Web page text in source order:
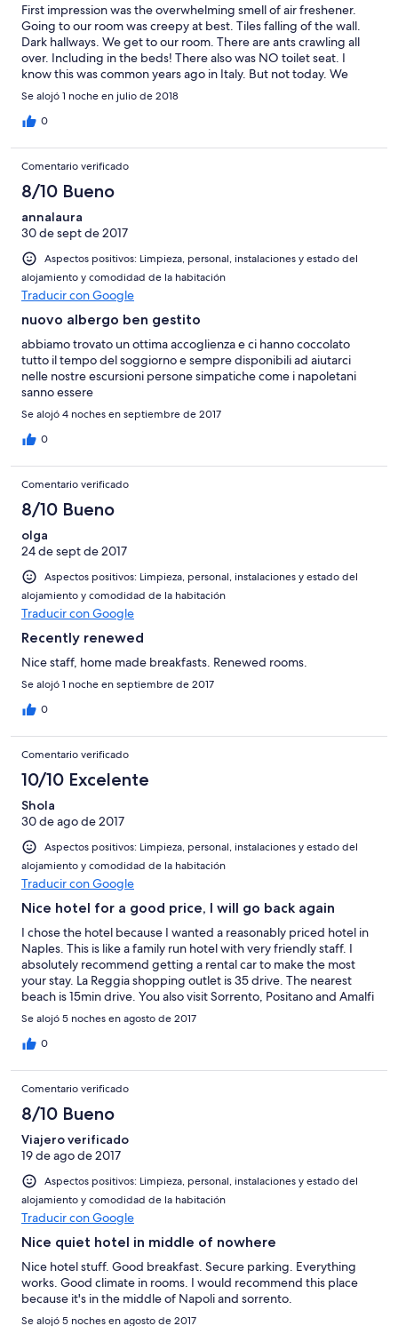
First impression was the overwhelming smell of air freshener.
Going to our room was creepy at best. Tiles falling of the wall.
Dark hallways. We get to our room. There are ants crawling all
over. Including in the beds! There also was NO toilet seat. I
know this was common years ago in Italy. But not today. We
checked out immediately
Se alojó 1 noche en julio de 2018
0
Comentario verificado
8/10 Bueno
annalaura
30 de sept de 2017
Aspectos positivos: Limpieza, personal, instalaciones y estado del
alojamiento y comodidad de la habitación
Traducir con Google
nuovo albergo ben gestito
abbiamo trovato un ottima accoglienza e ci hanno coccolato
tutto il tempo del soggiorno e sempre disponibili ad aiutarci
nelle nostre escursioni persone simpatiche come i napoletani
sanno essere
Se alojó 4 noches en septiembre de 2017
0
Comentario verificado
8/10 Bueno
olga
24 de sept de 2017
Aspectos positivos: Limpieza, personal, instalaciones y estado del
alojamiento y comodidad de la habitación
Traducir con Google
Recently renewed
Nice staff, home made breakfasts. Renewed rooms.
Se alojó 1 noche en septiembre de 2017
0
Comentario verificado
10/10 Excelente
Shola
30 de ago de 2017
Aspectos positivos: Limpieza, personal, instalaciones y estado del
alojamiento y comodidad de la habitación
Traducir con Google
Nice hotel for a good price, I will go back again
I chose the hotel because I wanted a reasonably priced hotel in
Naples. This is like a family run hotel with very friendly staff. I
absolutely recommend getting a rental car to make the most
your stay. La Reggia shopping outlet is 35 drive. The nearest
beach is 15min drive. You also visit Sorrento, Positano and Amalfi
in a cruise boat or drive. I love driving to Sorrento, there many
opportunities to fantastic photos.I spent my days driving to new
locations everyday experiencing the beauty of Campania.
Se alojó 5 noches en agosto de 2017
0
Comentario verificado
8/10 Bueno
Viajero verificado
19 de ago de 2017
Aspectos positivos: Limpieza, personal, instalaciones y estado del
alojamiento y comodidad de la habitación
Traducir con Google
Nice quiet hotel in middle of nowhere
Nice hotel stuff. Good breakfast. Secure parking. Everything
works. Good climate in rooms. I would recommend this place
because it's in the middle of Napoli and sorrento.
Se alojó 5 noches en agosto de 2017